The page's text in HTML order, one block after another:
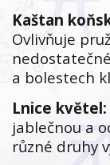
Kaštan
Ovlivňuje
a bolestech
Lnice květel:
jablečnou a
různé druhy